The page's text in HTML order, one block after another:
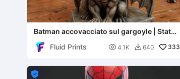
Batman accovacciato sul gargoyle | Statua
Fluid Prints
 4.1K  640 333
